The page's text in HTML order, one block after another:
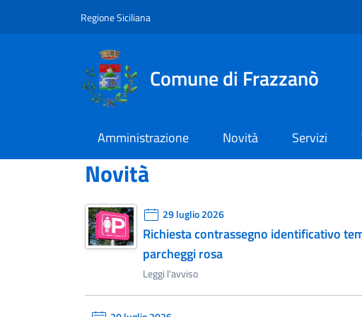
Regione Siciliana
Comune di Frazzanò
Amministrazione Novità Servizi
Novità
29 luglio 2026
Richiesta contrassegno identificativo
parcheggi rosa
Leggi l'avviso